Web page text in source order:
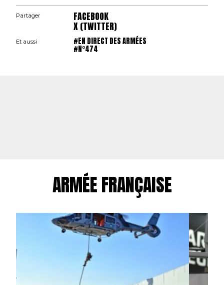
Partager FACEBOOK
X (TWITTER)
Et aussi #EN DIRECT DES ARMÉES
#N°474
ARMÉE FRANÇAISE